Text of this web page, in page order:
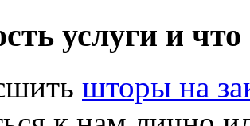
услуги и что
шторы на